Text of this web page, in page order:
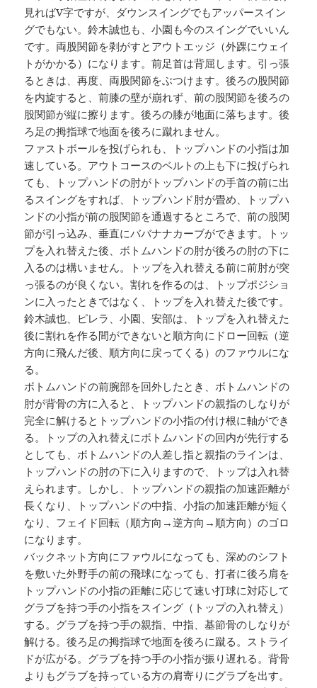
見ればV字ですが、ダウンスイングでもアッパースイン
グでもない。鈴木誠也も、小園も今のスイングでいいん
です。両股関節を剥がすとアウトエッジ（外踝にウェイ
トがかかる）になります。前足首は背屈します。引っ張
るときは、再度、両股関節をぶつけます。後ろの股関節
を内旋すると、前膝の壁が崩れず、前の股関節を後ろの
股関節が縦に擦ります。後ろの膝が地面に落ちます。後
ろ足の拇指球で地面を後ろに蹴れません。
ファストボールを投げられも、トップハンドの小指は加
速している。アウトコースのベルトの上も下に投げられ
ても、トップハンドの肘がトップハンドの手首の前に出
るスイングをすれば、トップハンド肘が畳め、トップハ
ンドの小指が前の股関節を通過するところで、前の股関
節が引っ込み、垂直にババナナカーブができます。トッ
プを入れ替えた後、ボトムハンドの肘が後ろの肘の下に
入るのは構いません。トップを入れ替える前に前肘が突
っ張るのが良くない。割れを作るのは、トップポジショ
ンに入ったときではなく、トップを入れ替えた後です。
鈴木誠也、ピレラ、小園、安部は、トップを入れ替えた
後に割れを作る間ができないと順方向にドロー回転（逆
方向に飛んだ後、順方向に戻ってくる）のファウルにな
る。
ボトムハンドの前腕部を回外したとき、ボトムハンドの
肘が背骨の方に入ると、トップハンドの親指のしなりが
完全に解けるとトップハンドの小指の付け根に軸ができ
る。トップの入れ替えにボトムハンドの回内が先行する
としても、ボトムハンドの人差し指と親指のラインは、
トップハンドの肘の下に入りますので、トップは入れ替
えられます。しかし、トップハンドの親指の加速距離が
長くなり、トップハンドの中指、小指の加速距離が短く
なり、フェイド回転（順方向→逆方向→順方向）のゴロ
になります。
バックネット方向にファウルになっても、深めのシフト
を敷いた外野手の前の飛球になっても、打者に後ろ肩を
トップハンドの小指の距離に応じて速い打球に対応して
グラブを持つ手の小指をスイング（トップの入れ替え）
する。グラブを持つ手の親指、中指、基節骨のしなりが
解ける。後ろ足の拇指球で地面を後ろに蹴る。ストライ
ドが広がる。グラブを持つ手の小指が振り遅れる。背骨
よりもグラブを持っている方の肩寄りにグラブを出す。